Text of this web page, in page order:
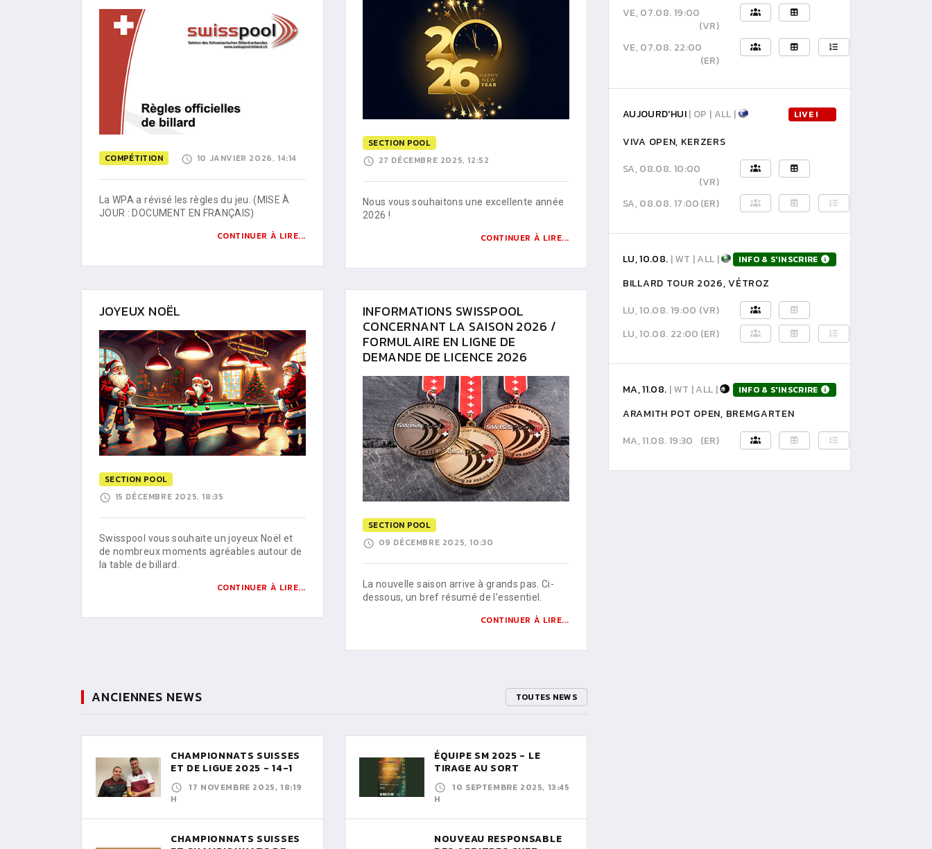
COMPÉTITION 10 JANVIER 2026, 14:14
La WPA a révisé les règles du jeu. (MISE À
JOUR : DOCUMENT EN FRANÇAIS)
CONTINUER À LIRE...
SECTION POOL
27 DÉCEMBRE 2025, 12:52
Nous vous souhaitons une excellente année
2026 !
CONTINUER À LIRE...
JOYEUX NOËL
SECTION POOL
15 DÉCEMBRE 2025, 18:35
Swisspool vous souhaite un joyeux Noël et
de nombreux moments agréables autour de
la table de billard.
CONTINUER À LIRE...
INFORMATIONS SWISSPOOL
CONCERNANT LA SAISON 2026 /
FORMULAIRE EN LIGNE DE
DEMANDE DE LICENCE 2026
SECTION POOL
09 DÉCEMBRE 2025, 10:30
La nouvelle saison arrive à grands pas. Ci-
dessous, un bref résumé de l’essentiel.
CONTINUER À LIRE...
ANCIENNES NEWS TOUTES NEWS
CHAMPIONNATS SUISSES
ET DE LIGUE 2025 - 14-1
17 NOVEMBRE 2025, 18:19
H
CHAMPIONNATS SUISSES
ÉQUIPE SM 2025 - LE
TIRAGE AU SORT
10 SEPTEMBRE 2025, 13:45
H
NOUVEAU RESPONSABLE
VE, 07.08. 19:00
(VR)
VE, 07.08. 22:00
(ER)
AUJOURD'HUI| OP | ALL | LIVE !
VIVA OPEN, KERZERS
SA, 08.08. 10:00
(VR)
SA, 08.08. 17:00(ER)
LU, 10.08. | WT | ALL | INFO & S'INSCRIRE
BILLARD TOUR 2026, VÉTROZ
LU, 10.08. 19:00 (VR)
LU, 10.08. 22:00 (ER)
MA, 11.08. | WT | ALL | INFO & S'INSCRIRE
ARAMITH POT OPEN, BREMGARTEN
MA, 11.08. 19:30
(ER)